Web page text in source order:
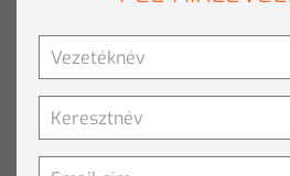
Elkalandozva, de újra
mégis mi tekinthető műnek:
hatékonysági szintű
tartalmat. Álláspontom szerint
adja a művészeti potenciált.
tényállás is, amikor is egy